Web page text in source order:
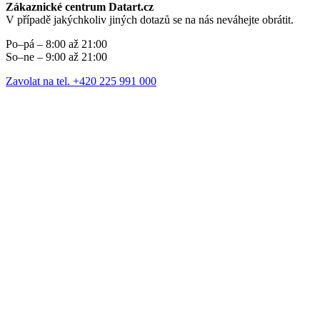
Zákaznické centrum Datart.cz
V případě jakýchkoliv jiných dotazů se na nás neváhejte obrátit.
Po–pá – 8:00 až 21:00
So–ne – 9:00 až 21:00
Zavolat na tel. +420 225 991 000